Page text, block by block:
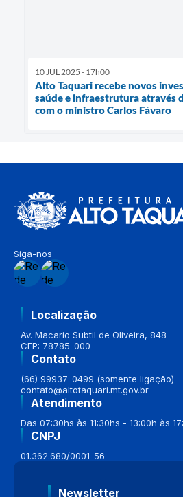
10 JUL 2025 - 17h00
Alto Taquari recebe novos
saúde e infraestrutura através
com o ministro Carlos Fávaro
Siga-nos
Localização
Av. Macario Subtil de Oliveira, 848
CEP: 78785-000
Contato
(66) 99937-0499 (somente ligação)
contato@altotaquari.mt.gov.br
Atendimento
Das 07:30hs às 11:30hs - 13:00h às
CNPJ
01.362.680/0001-56
Newsletter